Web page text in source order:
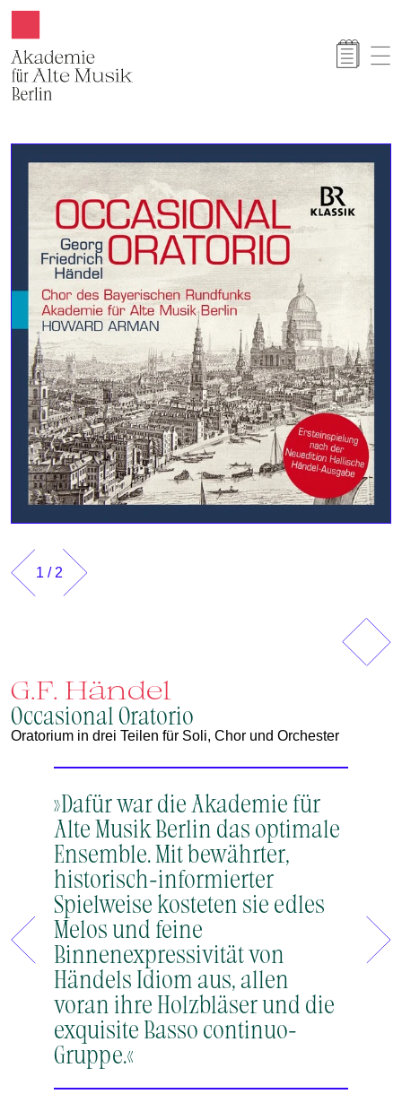
1 / 2
G.F. Händel
Occasional Oratorio
Oratorium in drei Teilen für Soli, Chor und Orchester
»Dafür war die Akademie für
Alte Musik Berlin das optimale
Ensemble. Mit bewährter,
historisch-informierter
Spielweise kosteten sie edles
Melos und feine
Binnenexpressivität von
Händels Idiom aus, allen
voran ihre Holzbläser und die
exquisite Basso continuo-
Gruppe.«